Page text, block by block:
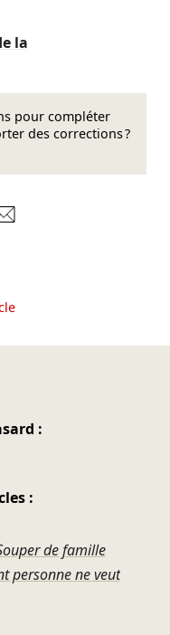
la
pour compléter
des corrections ?
Mastodon
sur Bluesky
sur Facebook
:
:
de famille
personne ne veut